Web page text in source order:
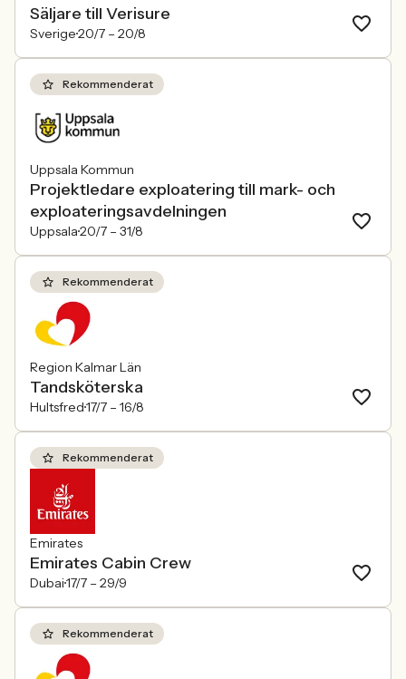
Säljare till Verisure
Sverige20/7 – 20/8
Rekommenderat
Uppsala Kommun
Projektledare exploatering till mark- och
exploateringsavdelningen
Uppsala20/7 – 31/8
Rekommenderat
Region Kalmar Län
Tandsköterska
Hultsfred17/7 – 16/8
Rekommenderat
Emirates
Emirates Cabin Crew
Dubai17/7 – 29/9
Rekommenderat